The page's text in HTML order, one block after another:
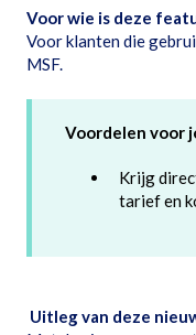
Voor wie is deze
Voor klanten die
MSF.
Voordelen voor
Krijg
tarief en
Uitleg van deze